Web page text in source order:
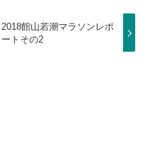
2018館山若潮マラソンレポ
ートその2